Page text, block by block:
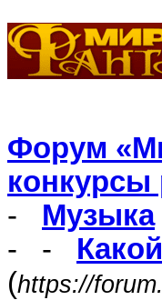
Форум
конкурсы
- Музыка
- -
(https://